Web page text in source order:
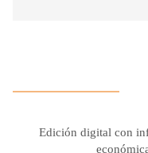
Edición digital con